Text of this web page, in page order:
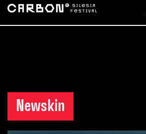
Newskin